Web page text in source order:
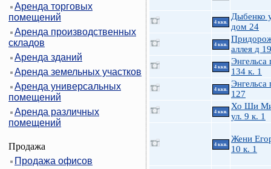
Аренда торговых
помещений
Аренда производственных
складов
Аренда зданий
Аренда земельных участков
Аренда универсальных
помещений
Аренда различных
помещений
Продажа
Продажа офисов
Фрунзенский
Центральный
4 ккв.
Дыбенко
дом 24
4 ккв.
аллея д 19
4 ккв.
Энгельса
134 к. 1
4 ккв.
Энгельса
127
4 ккв.
Хо Ши
ул. 9 к. 1
4 ккв.
Жени
10 к. 1